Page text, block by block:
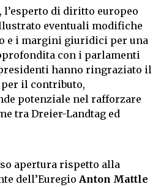
di diritto europeo
eventuali modifiche
e i margini giuridici per una
con i parlamenti
hanno ringraziato il
per il contributo,
potenziale nel rafforzare
tra Dreier-Landtag ed
apertura rispetto alla
dell’Euregio Anton Mattle